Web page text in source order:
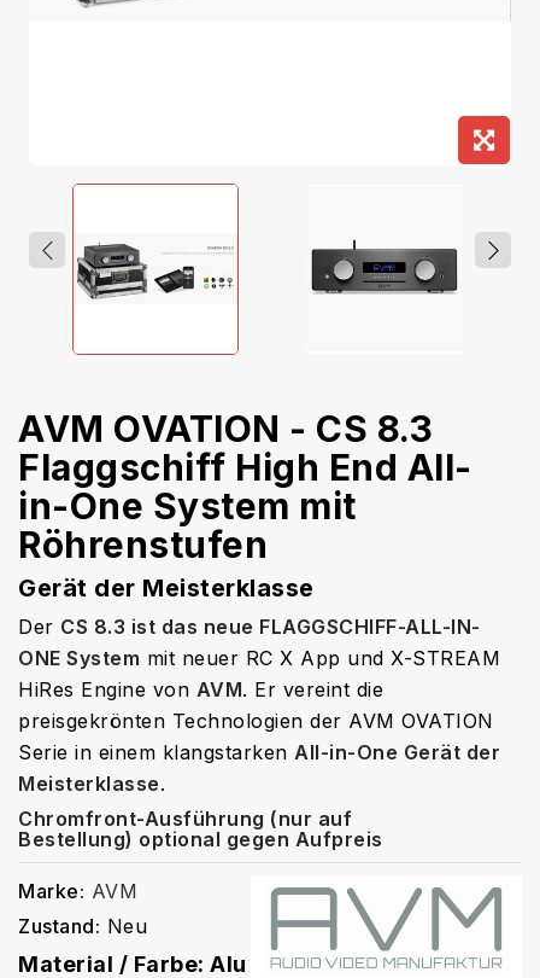
AVM OVATION - CS 8.3
Flaggschiff High End All-
in-One System mit
Röhrenstufen
Gerät der Meisterklasse
Der CS 8.3 ist das neue FLAGGSCHIFF-ALL-IN-
ONE System mit neuer RC X App und X-STREAM
HiRes Engine von AVM. Er vereint die
preisgekrönten Technologien der AVM OVATION
Serie in einem klangstarken All-in-One Gerät der
Meisterklasse.
Chromfront-Ausführung (nur auf
Bestellung) optional gegen Aufpreis
Marke: AVM
Zustand: Neu
Material / Farbe: Alu